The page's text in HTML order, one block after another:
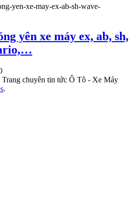
yên xe máy ex, ab, sh,
chuyên tin tức Ô Tô - Xe Máy
.